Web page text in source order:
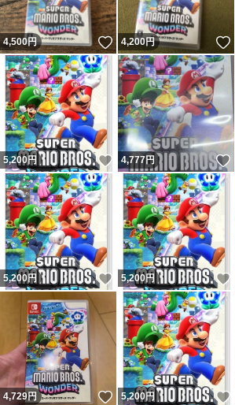
4,500円 いいね！
4,200円
5,200 円 いいね！
4,777円
5,200 円 いいね！
5,200 円
4,729円 いいね！
5,200 円